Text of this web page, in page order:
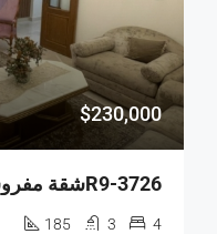
$230,000
4
3
185